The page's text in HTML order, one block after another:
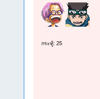
กระทู้: 25